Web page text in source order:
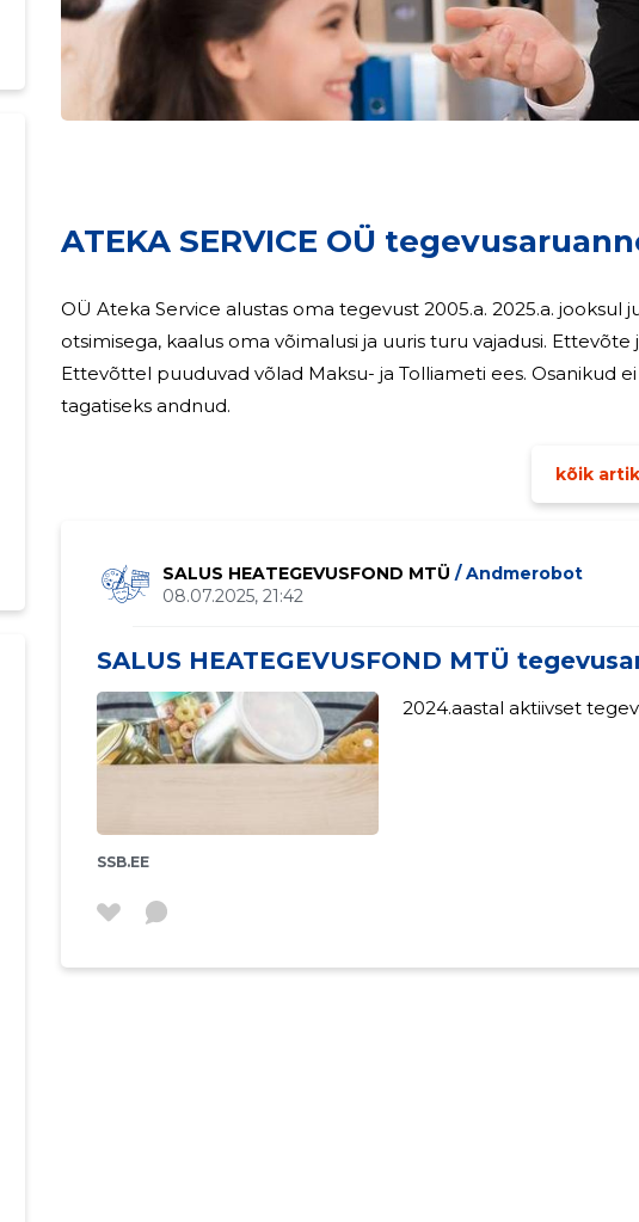
ATEKA SERVICE OÜ
OÜ Ateka Service alustas oma tegevust 2005.a. 2025.a. jooksul juhatus aktiivselt tegeles uute kliente
otsimisega, kaalus oma võimalusi ja uuris turu vajadusi. Ettevõte jätkub tegutsemist kinnisvaraturul.
Ettevõttel puuduvad võlad Maksu- ja Tolliameti ees. Osanikud ei ole oma osasid võõrandanud või
tagatiseks andnud.
kõik
SALUS HEATEGEVUSFOND MTÜ / Andmerobot
08.07.2025, 21:42
SALUS HEATEGEVUSFOND MTÜ
SSB.EE
2024.aastal aktiivset